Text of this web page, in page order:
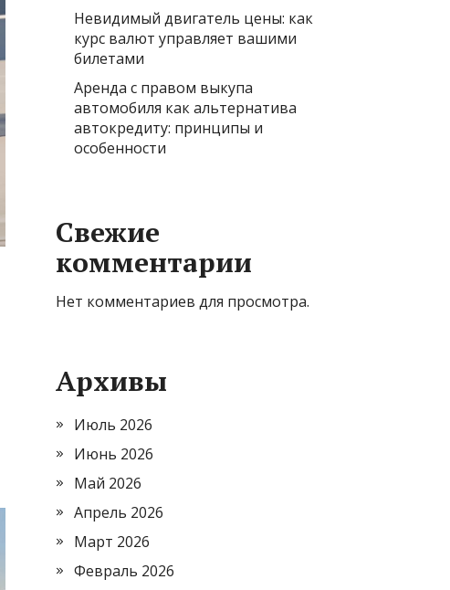
Невидимый двигатель цены: как
курс валют управляет вашими
билетами
Аренда с правом выкупа
автомобиля как альтернатива
автокредиту: принципы и
особенности
Свежие
комментарии
Нет комментариев для просмотра.
Архивы
Июль 2026
Июнь 2026
Май 2026
Апрель 2026
Март 2026
Февраль 2026